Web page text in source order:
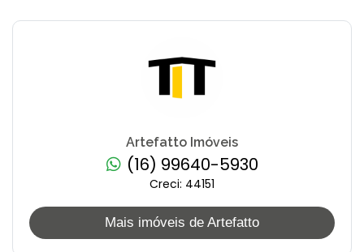
Artefatto Imóveis
(16) 99640-5930
Creci: 44151
Mais imóveis de Artefatto